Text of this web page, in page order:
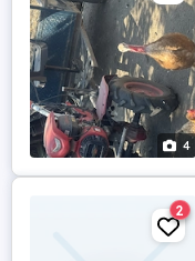
4
2